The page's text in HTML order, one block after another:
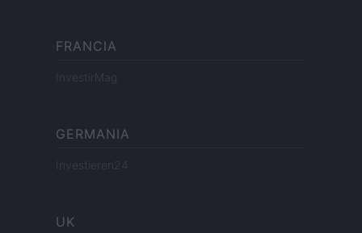
FRANCIA
InvestirMag
GERMANIA
Investieren24
UK